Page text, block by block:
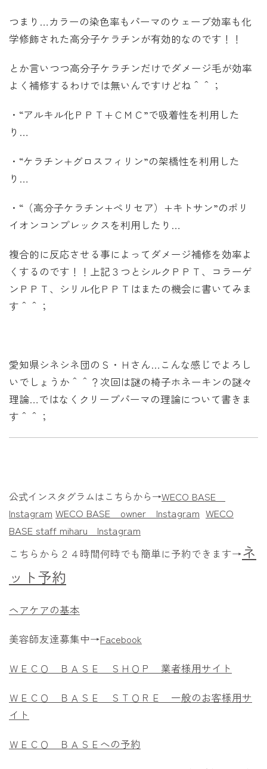
つまり…カラーの染色率もパーマのウェーブ効率も化
学修飾された高分子ケラチンが有効的なのです！！
とか言いつつ高分子ケラチンだけでダメージ毛が効率
よく補修するわけでは無いんですけどね＾＾；
・“アルキル化ＰＰＴ+ＣＭＣ”で吸着性を利用した
り…
・“ケラチン+グロスフィリン”の架橋性を利用した
り…
・“（高分子ケラチン+ペリセア）+キトサン”のポリ
イオンコンプレックスを利用したり…
複合的に反応させる事によってダメージ補修を効率よ
くするのです！！上記３つとシルクＰＰＴ、コラーゲ
ンＰＰＴ、シリル化ＰＰＴはまたの機会に書いてみま
す＾＾；
愛知県シネシネ団のＳ・Ｈさん…こんな感じでよろし
いでしょうか＾＾？次回は謎の椅子ホネーキンの謎々
理論…ではなくクリープパーマの理論について書きま
す＾＾；
公式インスタグラムはこちらから→WECO BASE
Instagram WECO BASE owner Instagram WECO
BASE staff miharu Instagram
こちらから２４時間何時でも簡単に予約できます→ネ
ット予約
ヘアケアの基本
美容師友達募集中→Facebook
ＷＥＣＯ ＢＡＳＥ ＳＨＯＰ 業者様用サイト
ＷＥＣＯ ＢＡＳＥ ＳＴＯＲＥ 一般のお客様用サ
イト
ＷＥＣＯ ＢＡＳＥへの予約